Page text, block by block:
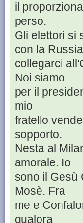
il
perso.
Gli elettori si
con la
collegarci
Noi siamo
per il
mio
fratello
sopporto.
Nesta al
amorale. Io
sono il Gesù
Mosè. Fra
me e
qualora